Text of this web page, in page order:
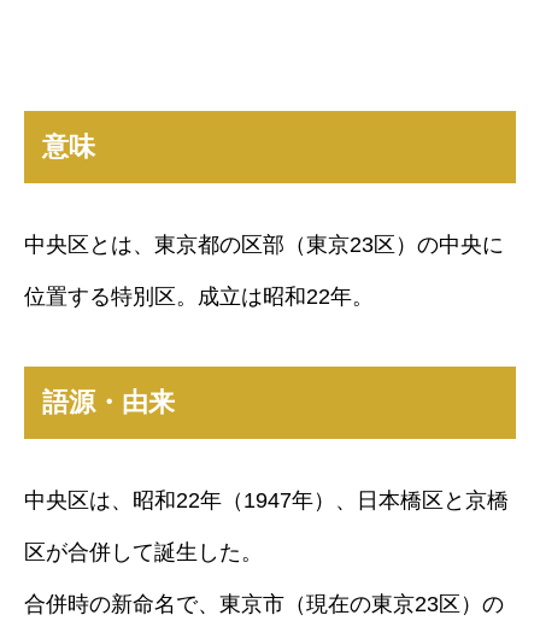
意味
中央区とは、東京都の区部（東京23区）の中央に
位置する特別区。成立は昭和22年。
語源・由来
中央区は、昭和22年（1947年）、日本橋区と京橋
区が合併して誕生した。
合併時の新命名で、東京市（現在の東京23区）の